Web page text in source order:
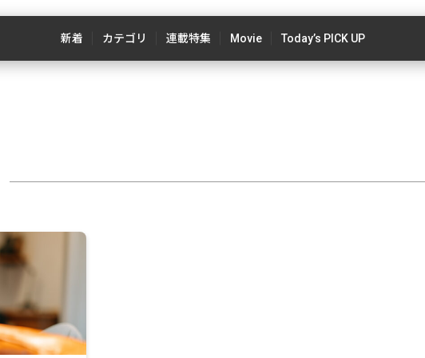
新着 カテゴリ 連載特集 Movie Today’s PICK UP